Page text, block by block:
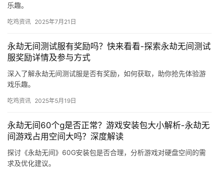
乐趣。
吃鸡资讯 2025年7月21日
永劫无间测试服有奖励吗？快来看看-探索永劫无间测试
服奖励详情及参与方式
深入了解永劫无间测试服是否有奖励，如何获取，助你抢先体验游
戏乐趣。
吃鸡资讯 2025年5月19日
永劫无间60个g是否正常？游戏安装包大小解析-永劫无
间游戏占用空间大吗？深度解读
探讨《永劫无间》60G安装包是否合理，分析游戏对硬盘空间的需
求及优化建议。